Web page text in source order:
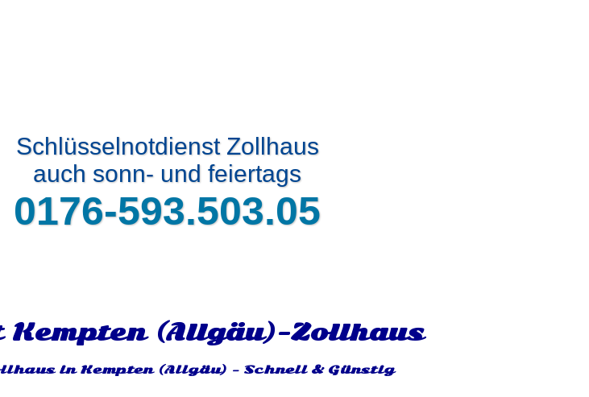
Schlüsselnotdienst Zollhaus
auch sonn- und feiertags
0176-593.503.05
Kempten (Allgäu)-Zollhaus
in Kempten (Allgäu) - Schnell & Günstig